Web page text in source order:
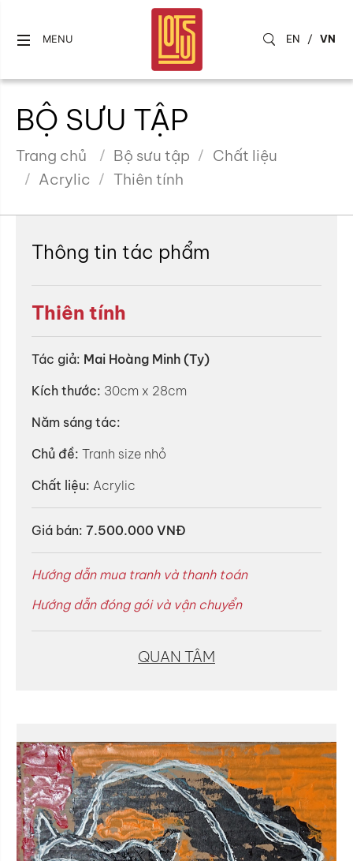
MENU EN / VN
BỘ SƯU TẬP
Trang chủ Bộ sưu tập
Chất liệu
Acrylic
Thiên tính
Thông tin tác phẩm
Thiên tính
Tác giả: Mai Hoàng Minh (Ty)
Kích thước: 30cm x 28cm
Năm sáng tác:
Chủ đề: Tranh size nhỏ
Chất liệu: Acrylic
Giá bán: 7.500.000 VNĐ
Hướng dẫn mua tranh và thanh toán
Hướng dẫn đóng gói và vận chuyển
QUAN TÂM